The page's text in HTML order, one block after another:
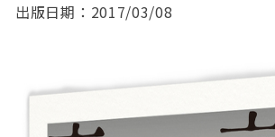
出版日期：2017/03/08